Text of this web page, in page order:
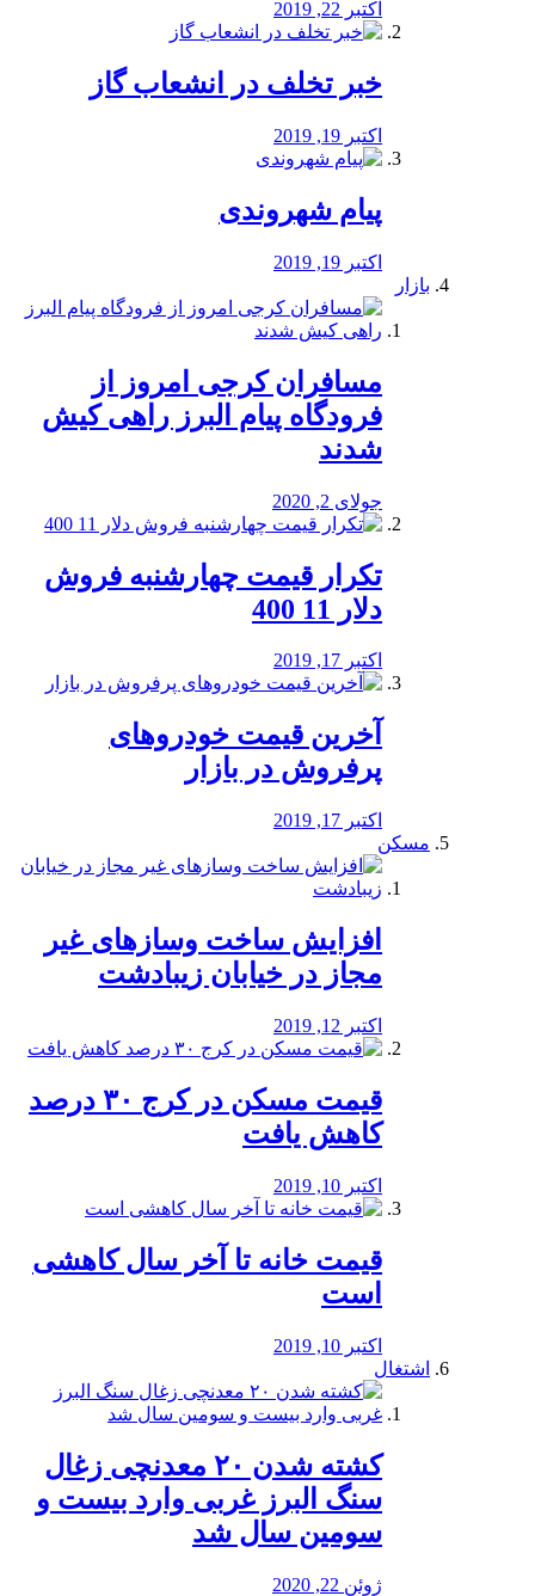
اکتبر 22, 2019
خبر تخلف در انشعاب گاز
اکتبر 19, 2019
پیام شهروندی
اکتبر 19, 2019
بازار
مسافران کرجی امروز از
فرودگاه پیام البرز راهی کیش
شدند
جولای 2, 2020
تکرار قیمت چهارشنبه فروش
دلار 11 400
اکتبر 17, 2019
آخرین قیمت خودرو‌های
پرفروش در بازار
اکتبر 17, 2019
مسکن
افزایش ساخت وسازهای غیر
مجاز در خیابان زیبادشت
اکتبر 12, 2019
️قیمت مسکن در کرج ۳۰ درصد
کاهش یافت
اکتبر 10, 2019
قیمت خانه تا آخر سال کاهشی
است
اکتبر 10, 2019
اشتغال
کشته شدن ۲۰ معدنچی زغال
سنگ البرز غربی وارد بیست و
سومین سال شد
ژوئن 22, 2020